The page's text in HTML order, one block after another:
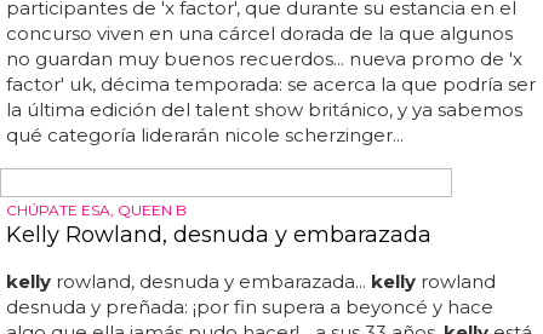
kellyclarkson - stay... ¿quién crees que lo hace mejor?
¿rihanna okellyclarkson? dale al play y decide...kelly
clarkson se come a rihanna: ¿es mejor su versión de 'stay'
que la original?... no es la primera vez quekellysupera a
rihanna en su terreno: el mes pasadokellyclarkson
cantaba 'bitch better have my money' en el live lounge
de bbc radio 1, dejándonos con una acertada versión
llevándose el tema a su estilo... ykellyclarkson parece
que va a cambiar de versión en cada concierto de su
actual tour: empezó por 'nobody love' de torikelly
también ha cantado 'jealous' de nick jonas y el domingo
en pittsburgh kellyclarkson versionaba 'stay' de rihanna y
mikky ekko... pero a la hora de cantar el baladó...